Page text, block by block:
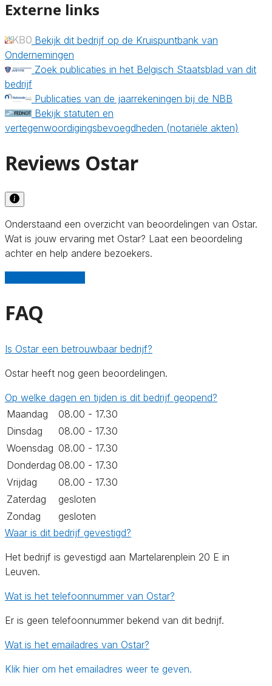
Externe links
Bekijk dit bedrijf op de Kruispuntbank van
Ondernemingen
Zoek publicaties in het Belgisch Staatsblad van dit
bedrijf
Publicaties van de jaarrekeningen bij de NBB
Bekijk statuten en
vertegenwoordigingsbevoegdheden (notariële akten)
Reviews Ostar
Onderstaand een overzicht van beoordelingen van Ostar.
Wat is jouw ervaring met Ostar? Laat een beoordeling
achter en help andere bezoekers.
FAQ
Is Ostar een betrouwbaar bedrijf?
Ostar heeft nog geen beoordelingen.
Op welke dagen en tijden is dit bedrijf geopend?
Maandag
08.00 - 17.30
Dinsdag
08.00 - 17.30
Woensdag 08.00 - 17.30
Donderdag 08.00 - 17.30
Vrijdag
08.00 - 17.30
Zaterdag
gesloten
Zondag
gesloten
Waar is dit bedrijf gevestigd?
Het bedrijf is gevestigd aan Martelarenplein 20 E in
Leuven.
Wat is het telefoonnummer van Ostar?
Er is geen telefoonnummer bekend van dit bedrijf.
Wat is het emailadres van Ostar?
Klik hier om het emailadres weer te geven.